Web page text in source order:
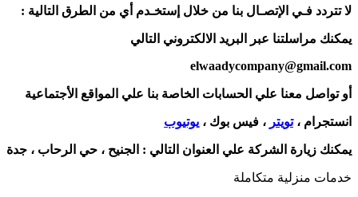
لا تتردد فـي الإتصـال بنا من خلال إستخـدم أي من الطرق التالية :
يمكنك مراسلتنا عبر البريد الالكتروني التالي
elwaadycompany@gmail.com
أو تواصل معنا علي الحسابات الخاصة بنا علي المواقع الأجتماعية
انستجرام ،تويتر ، فيس بوك ، يوتيوب
يمكنك زيارة الشركة علي العنوان التالي : الجنيح ، حي الرحاب ، جدة
خدمات منزلية متكاملة